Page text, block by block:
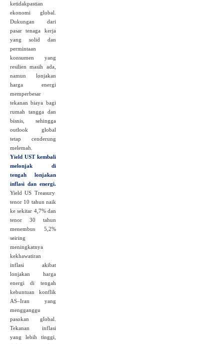
ketidakpastian
ekonomi global.
Dukungan dari
pasar tenaga kerja
yang solid dan
permintaan
konsumen yang
resilien masih ada,
namun lonjakan
harga energi
memperbesar
tekanan biaya bagi
rumah tangga dan
bisnis, sehingga
outlook global
tetap cenderung
melemah.
Yield UST kembali
melonjak di
tengah lonjakan
inflasi dan energi.
Yield US Treasury
tenor 10 tahun naik
ke sekitar 4,7% dan
tenor 30 tahun
menembus 5,2%
seiring
meningkatnya
kekhawatiran
inflasi akibat
lonjakan harga
energi di tengah
kebuntuan konflik
AS–Iran yang
mengganggu
pasokan global.
Tekanan inflasi
yang lebih tinggi,